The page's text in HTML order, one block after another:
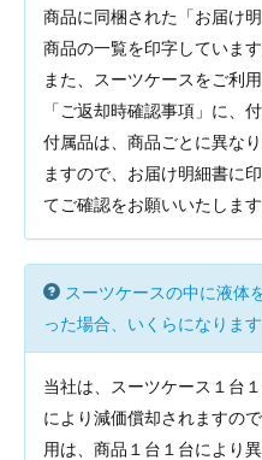
商品に同梱された「お届け
商品の一覧を印字しています
また、スーツケースをご利
「ご返却時確認事項」に、
付属品は、商品ごとに異な
ますので、お届け明細書に
てご確認をお願いいたします
スーツケースの中に液体
った場合、いくらになりま
当社は、スーツケース１台
により減価償却されますの
用は、商品１台１台により異